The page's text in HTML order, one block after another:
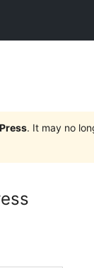
. It may no